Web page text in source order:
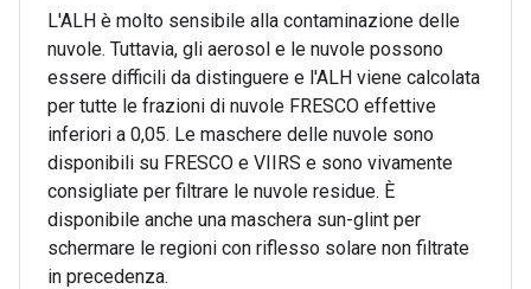
L'ALH è molto sensibile alla contaminazione delle
nuvole. Tuttavia, gli aerosol e le nuvole possono
essere difficili da distinguere e l'ALH viene calcolata
per tutte le frazioni di nuvole FRESCO effettive
inferiori a 0,05. Le maschere delle nuvole sono
disponibili su FRESCO e VIIRS e sono vivamente
consigliate per filtrare le nuvole residue. È
disponibile anche una maschera sun-glint per
schermare le regioni con riflesso solare non filtrate
in precedenza.